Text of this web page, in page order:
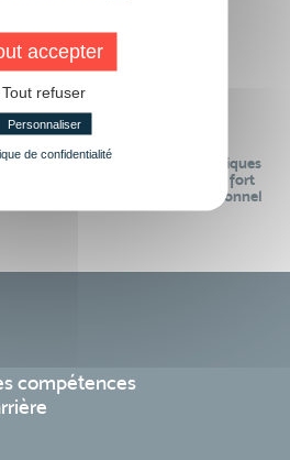
Des intervenants
ou
Des contenus pédagogiques
« de pointe » et en lien fort
avec le monde professionnel
compétences
accepter
Tout refuser
Personnaliser
de confidentialité